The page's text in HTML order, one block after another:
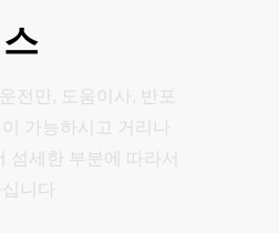
전만, 도움이사, 반포
가능하시고 거리나
섬세한 부분에 따라서
니다